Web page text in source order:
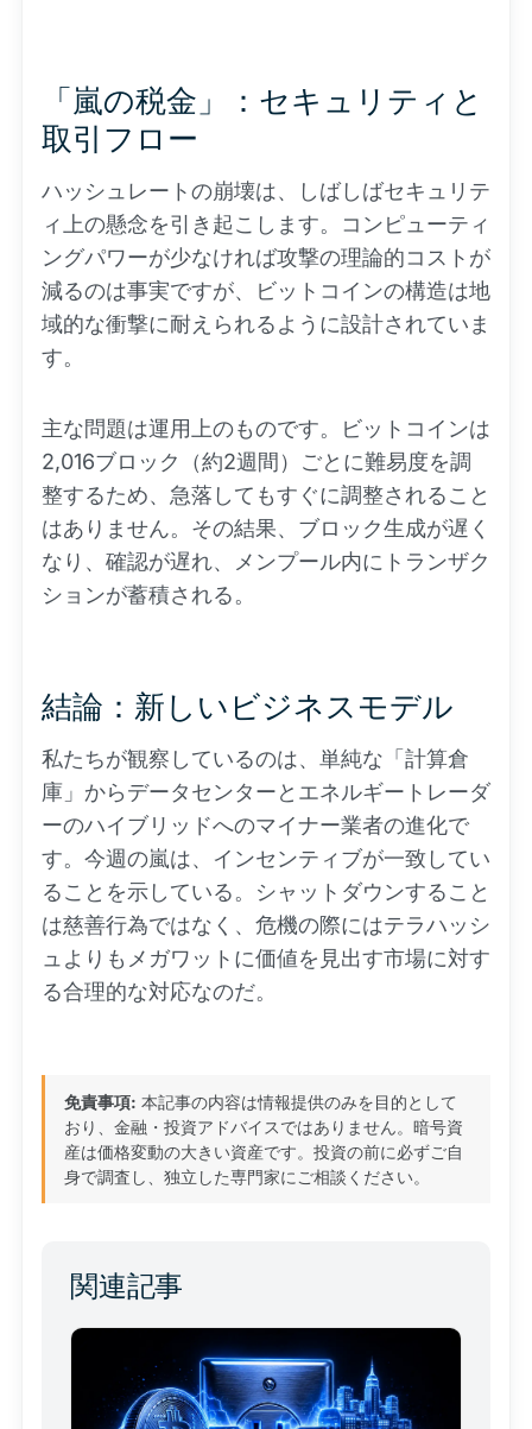
「嵐の税金」：セキュリティと
取引フロー
ハッシュレートの崩壊は、しばしばセキュリテ
ィ上の懸念を引き起こします。コンピューティ
ングパワーが少なければ攻撃の理論的コストが
減るのは事実ですが、ビットコインの構造は地
域的な衝撃に耐えられるように設計されていま
す。
主な問題は運用上のものです。ビットコインは
2,016ブロック（約2週間）ごとに難易度を調
整するため、急落してもすぐに調整されること
はありません。その結果、ブロック生成が遅く
なり、確認が遅れ、メンプール内にトランザク
ションが蓄積される。
結論：新しいビジネスモデル
私たちが観察しているのは、単純な「計算倉
庫」からデータセンターとエネルギートレーダ
ーのハイブリッドへのマイナー業者の進化で
す。今週の嵐は、インセンティブが一致してい
ることを示している。シャットダウンすること
は慈善行為ではなく、危機の際にはテラハッシ
ュよりもメガワットに価値を見出す市場に対す
る合理的な対応なのだ。
免責事項: 本記事の内容は情報提供のみを目的として
おり、金融・投資アドバイスではありません。暗号資
産は価格変動の大きい資産です。投資の前に必ずご自
身で調査し、独立した専門家にご相談ください。
関連記事